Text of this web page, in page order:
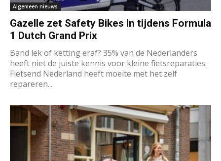
Algemeen nieuws
Gazelle zet Safety Bikes in tijdens Formula
1 Dutch Grand Prix
Band lek of ketting eraf? 35% van de Nederlanders
heeft niet de juiste kennis voor kleine fietsreparaties.
Fietsend Nederland heeft moeite met het zelf
repareren...